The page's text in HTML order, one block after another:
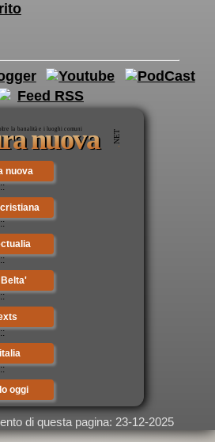
nuova
::
::
::
::
::
::
oggi
di questa pagina: 23-12-2025